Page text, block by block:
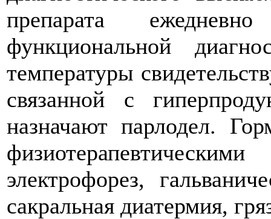
препарата
функциональной
температуры
связанной с
назначают парлодел.
электрофорез,
сакральная диатермия,